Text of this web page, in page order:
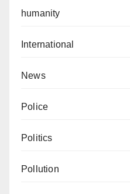
humanity
International
News
Police
Politics
Pollution